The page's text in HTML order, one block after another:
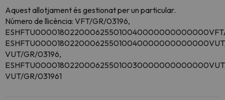
Aquest allotjament és gestionat per un particular.
Número de llicència: VFT/GR/03196,
ESHFTU0000180220006255010040000000000000VFT/
VUT/GR/03196,
ESHFTU0000180220006255010030000000000000VUT/
VUT/GR/031961